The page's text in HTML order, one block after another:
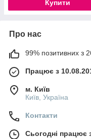
Купити
Про нас
99% позитивних з
Працює з
м. Київ
Київ, Україна
Контакти
Сьогодні працює